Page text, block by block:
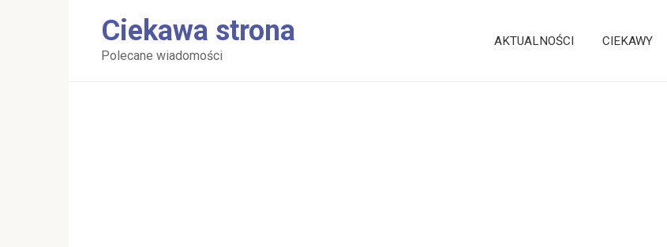
Ciekawa strona
Polecane wiadomości
AKTUALNOŚCI CIEKAWY